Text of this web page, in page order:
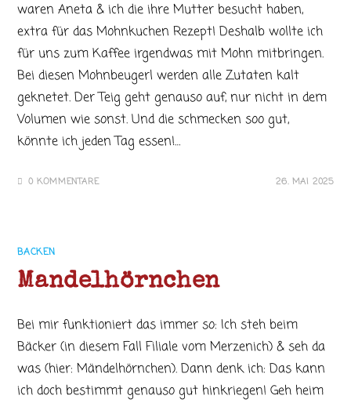
waren Aneta & ich die ihre Mutter besucht haben,
extra für das Mohnkuchen Rezept! Deshalb wollte ich
für uns zum Kaffee irgendwas mit Mohn mitbringen.
Bei diesen Mohnbeugerl werden alle Zutaten kalt
geknetet. Der Teig geht genauso auf, nur nicht in dem
Volumen wie sonst. Und die schmecken soo gut,
könnte ich jeden Tag essen!…
0 KOMMENTARE 26. MAI 2025
BACKEN
Mandelhörnchen
Bei mir funktioniert das immer so: Ich steh beim
Bäcker (in diesem Fall Filiale vom Merzenich) & seh da
was (hier: Mändelhörnchen). Dann denk ich: Das kann
ich doch bestimmt genauso gut hinkriegen! Geh heim